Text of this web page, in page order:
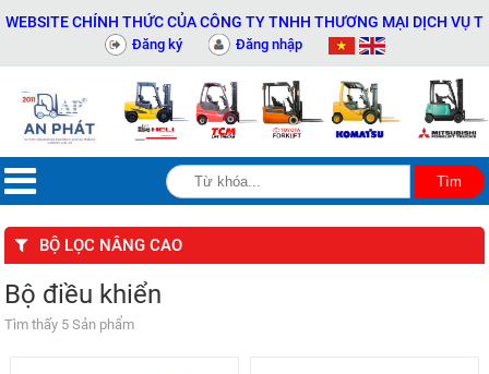
CHÍNH THỨC CỦA CÔNG TY TNHH THƯƠNG MẠI DỊCH VỤ
Đăng ký Đăng nhập
BỘ LỌC NÂNG CAO
Bộ điều khiển
Tìm thấy 5 Sản phẩm